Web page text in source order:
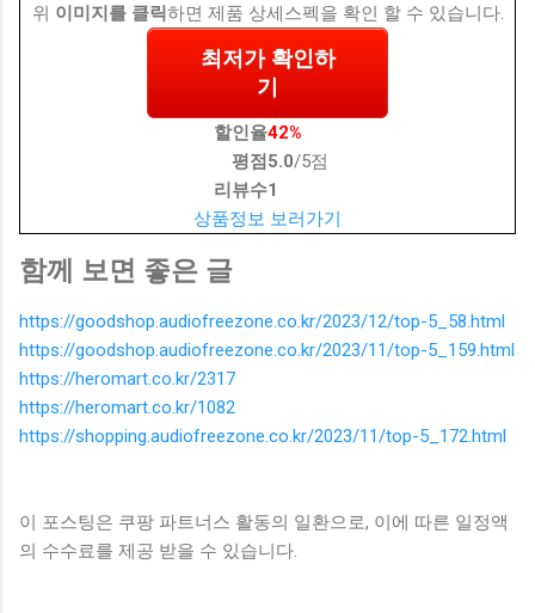
위 이미지를 클릭하면 제품 상세스펙을 확인 할 수 있습니다.
최저가 확인하
기
할인율42%
평점 5.0/5점
리뷰수1
상품정보 보러가기
함께 보면 좋은 글
https://goodshop.audiofreezone.co.kr/2023/12/top-5_58.html
https://goodshop.audiofreezone.co.kr/2023/11/top-5_159.html
https://heromart.co.kr/2317
https://heromart.co.kr/1082
https://shopping.audiofreezone.co.kr/2023/11/top-5_172.html
이 포스팅은 쿠팡 파트너스 활동의 일환으로, 이에 따른 일정액
의 수수료를 제공 받을 수 있습니다.